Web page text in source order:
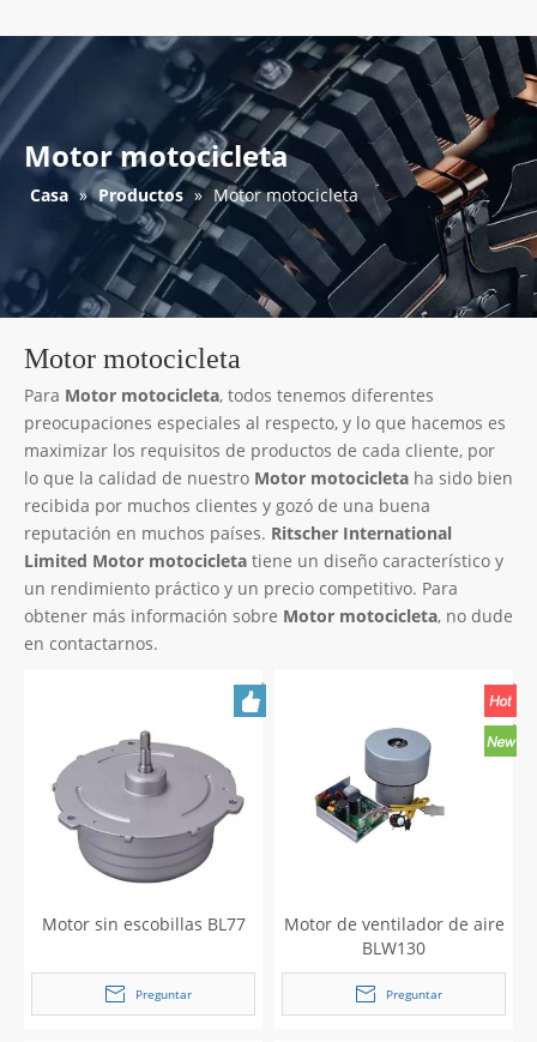
Motor motocicleta
Casa » Productos » Motor motocicleta
Motor motocicleta
Para Motor motocicleta, todos tenemos diferentes
preocupaciones especiales al respecto, y lo que hacemos es
maximizar los requisitos de productos de cada cliente, por
lo que la calidad de nuestro Motor motocicleta ha sido bien
recibida por muchos clientes y gozó de una buena
reputación en muchos países. Ritscher International
Limited Motor motocicleta tiene un diseño característico y
un rendimiento práctico y un precio competitivo. Para
obtener más información sobre Motor motocicleta, no dude
en contactarnos.
Motor sin escobillas BL77
Preguntar
Motor de ventilador de aire
BLW130
Preguntar